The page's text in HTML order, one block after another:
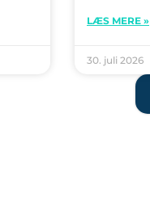
LÆS MERE »
30. juli 2026